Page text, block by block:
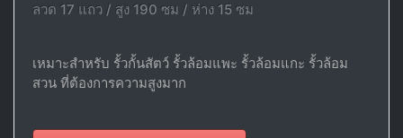
ลวด 17 แถว / สูง 190 ซม / ห่าง 15 ซม
เหมาะสำหรับ รั้วกั้นสัตว์ รั้วล้อมแพะ รั้วล้อมแกะ รั้วล้อม
สวน ที่ต้องการความสูงมาก